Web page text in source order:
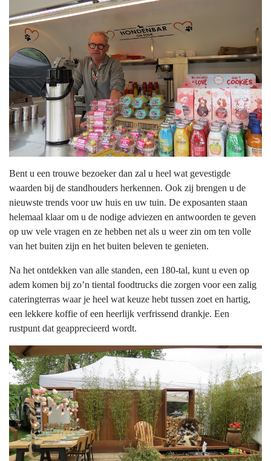
Bent u een trouwe bezoeker dan zal u heel wat gevestigde
waarden bij de standhouders herkennen. Ook zij brengen u de
nieuwste trends voor uw huis en uw tuin. De exposanten staan
helemaal klaar om u de nodige adviezen en antwoorden te geven
op uw vele vragen en ze hebben net als u weer zin om ten volle
van het buiten zijn en het buiten beleven te genieten.
Na het ontdekken van alle standen, een 180-tal, kunt u even op
adem komen bij zo’n tiental foodtrucks die zorgen voor een zalig
cateringterras waar je heel wat keuze hebt tussen zoet en hartig,
een lekkere koffie of een heerlijk verfrissend drankje. Een
rustpunt dat geapprecieerd wordt.